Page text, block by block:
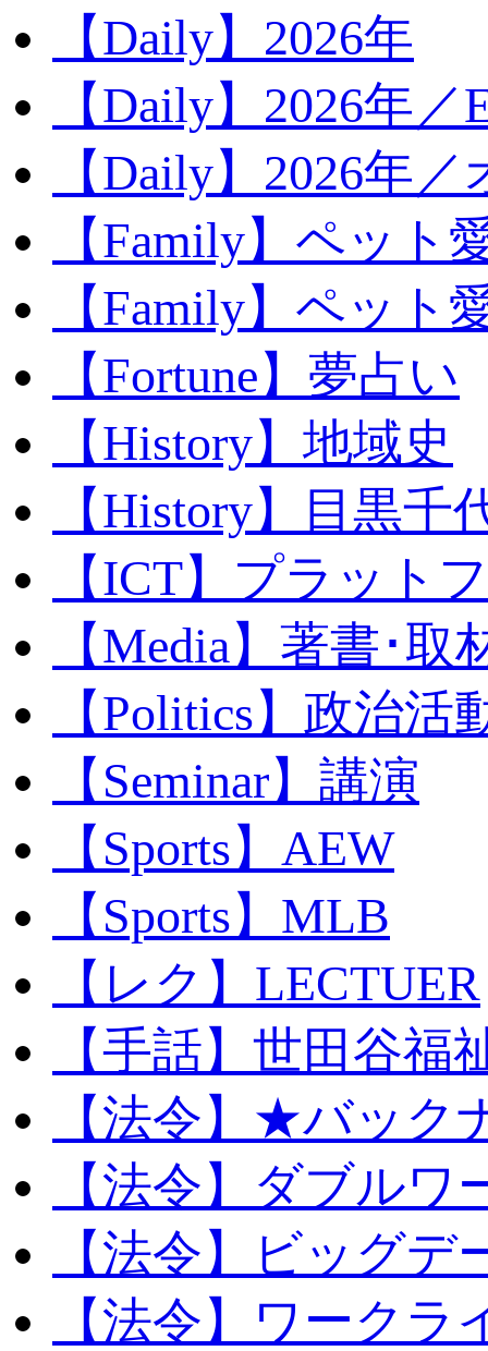
【Daily】2026年
【Daily】2026年／
【Daily】2026年
【Family】ペット
【Family】ペット
【Fortune】夢占い
【History】地域史
【History】目黒千
【ICT】プラット
【Media】著書･取
【Politics】政治活
【Seminar】講演
【Sports】AEW
【Sports】MLB
【レク】LECTUER
【手話】世田谷福
【法令】★バック
【法令】ダブルワ
【法令】ビッグデ
【法令】ワークラ